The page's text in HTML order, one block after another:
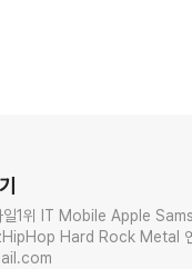
일1위 IT Mobile Apple
Hard Rock Metal